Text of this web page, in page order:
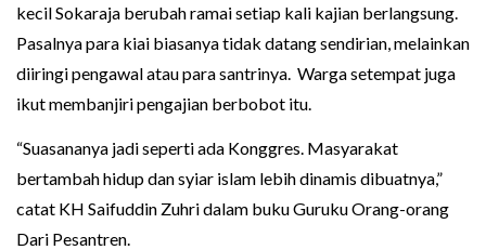
kecil Sokaraja berubah ramai setiap kali kajian berlangsung.
Pasalnya para kiai biasanya tidak datang sendirian, melainkan
diiringi pengawal atau para santrinya. Warga setempat juga
ikut membanjiri pengajian berbobot itu.
“Suasananya jadi seperti ada Konggres. Masyarakat
bertambah hidup dan syiar islam lebih dinamis dibuatnya,”
catat KH Saifuddin Zuhri dalam buku Guruku Orang-orang
Dari Pesantren.